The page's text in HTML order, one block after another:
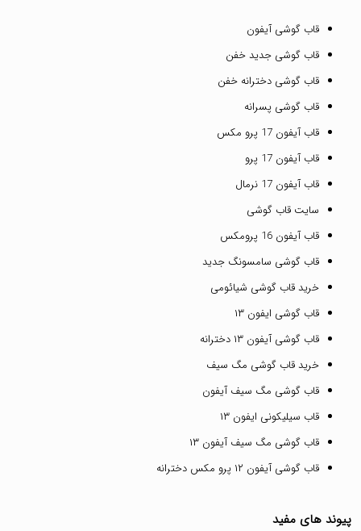
قاب گوشی آیفون
قاب گوشی جدید خفن
قاب گوشی دخترانه خفن
قاب گوشی پسرانه
قاب آیفون 17 پرو مکس
قاب آیفون 17 پرو
قاب آیفون 17 نرمال
سایت قاب گوشی
قاب آیفون 16 پرومکس
قاب گوشی سامسونگ جدید
خرید قاب گوشی شیائومی
قاب گوشی ایفون ۱۳
قاب گوشی آیفون ۱۳ دخترانه
خرید قاب گوشی مگ سیف
قاب گوشی مگ سیف آیفون
قاب سیلیکونی ایفون ۱۳
قاب گوشی مگ سیف آیفون ۱۳
قاب گوشی آیفون ۱۲ پرو مکس دخترانه
پیوند های مفید